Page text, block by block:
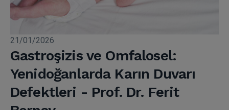
21/01/2026
Gastroşizis ve Omfalosel:
Yenidoğanlarda Karın Duvarı
Defektleri - Prof. Dr. Ferit